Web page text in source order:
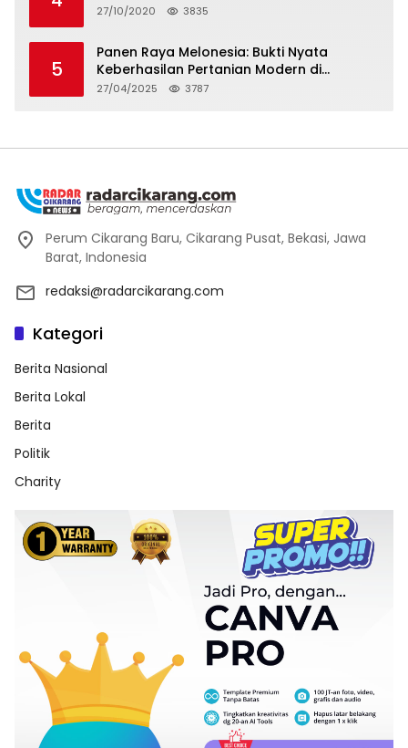
27/10/2020 3835
5
Panen Raya Melonesia: Bukti Nyata
Keberhasilan Pertanian Modern di
Kabupaten Bekasi
27/04/2025 3787
Perum Cikarang Baru, Cikarang Pusat, Bekasi, Jawa
Barat, Indonesia
redaksi@radarcikarang.com
Kategori
Berita Nasional
Berita Lokal
Berita
Politik
Charity